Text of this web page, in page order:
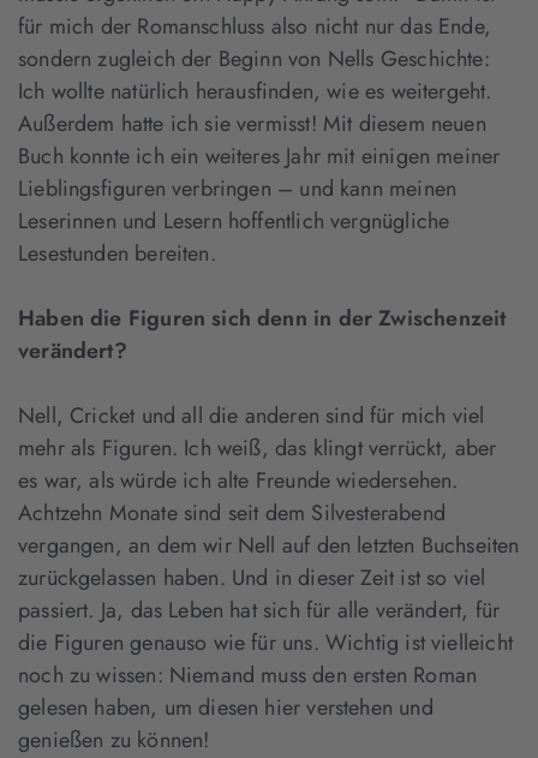
für mich der Romanschluss also nicht nur das Ende,
sondern zugleich der Beginn von Nells Geschichte:
Ich wollte natürlich herausfinden, wie es weitergeht.
Außerdem hatte ich sie vermisst! Mit diesem neuen
Buch konnte ich ein weiteres Jahr mit einigen meiner
Lieblingsfiguren verbringen – und kann meinen
Leserinnen und Lesern hoffentlich vergnügliche
Lesestunden bereiten.
Haben die Figuren sich denn in der Zwischenzeit
verändert?
Nell, Cricket und all die anderen sind für mich viel
mehr als Figuren. Ich weiß, das klingt verrückt, aber
es war, als würde ich alte Freunde wiedersehen.
Achtzehn Monate sind seit dem Silvesterabend
vergangen, an dem wir Nell auf den letzten Buchseiten
zurückgelassen haben. Und in dieser Zeit ist so viel
passiert. Ja, das Leben hat sich für alle verändert, für
die Figuren genauso wie für uns. Wichtig ist vielleicht
noch zu wissen: Niemand muss den ersten Roman
gelesen haben, um diesen hier verstehen und
genießen zu können!